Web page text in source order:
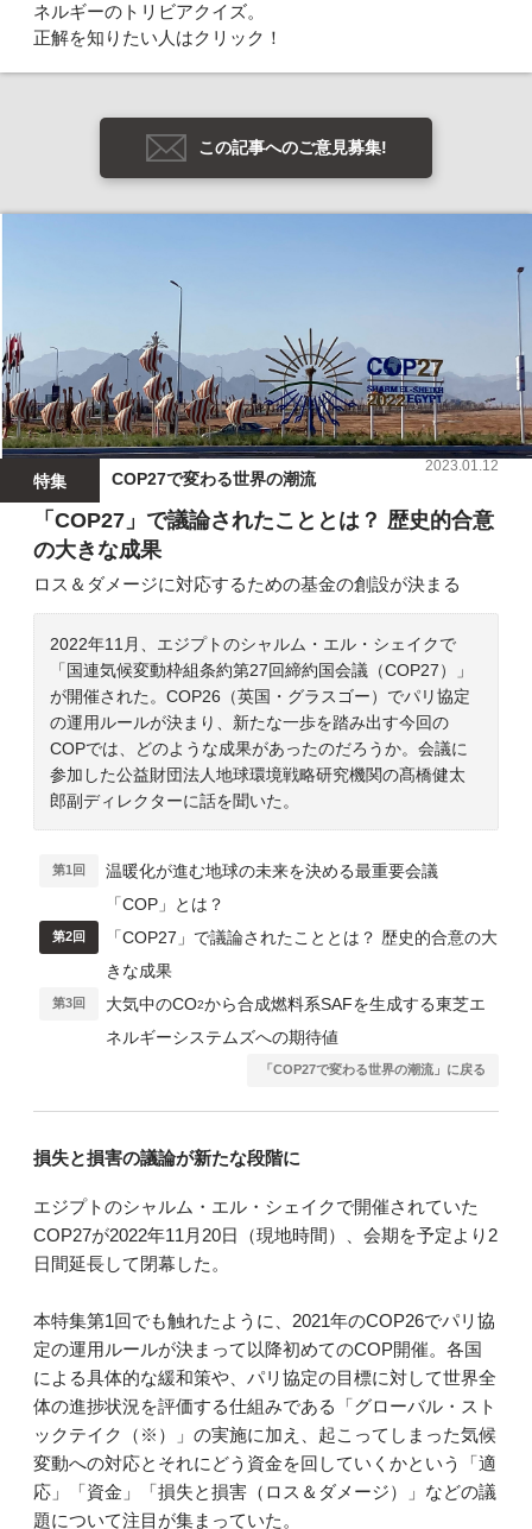
ネルギーのトリビアクイズ。
正解を知りたい人はクリック！
この記事へのご意見募集!
特集 COP27で変わる世界の潮流
2023.01.12
「COP27」で議論されたこととは？ 歴史的合意
の大きな成果
ロス＆ダメージに対応するための基金の創設が決まる
2022年11月、エジプトのシャルム・エル・シェイクで
「国連気候変動枠組条約第27回締約国会議（COP27）」
が開催された。COP26（英国・グラスゴー）でパリ協定
の運用ルールが決まり、新たな一歩を踏み出す今回の
COPでは、どのような成果があったのだろうか。会議に
参加した公益財団法人地球環境戦略研究機関の髙橋健太
郎副ディレクターに話を聞いた。
第1回
温暖化が進む地球の未来を決める最重要会議
「COP」とは？
第2回
「COP27」で議論されたこととは？ 歴史的合意の大
きな成果
第3回 大気中のCO2から合成燃料系SAFを生成する東芝エ
ネルギーシステムズへの期待値
「COP27で変わる世界の潮流」に戻る
損失と損害の議論が新たな段階に
エジプトのシャルム・エル・シェイクで開催されていた
COP27が2022年11月20日（現地時間）、会期を予定より2
日間延長して閉幕した。
本特集第1回でも触れたように、2021年のCOP26でパリ協
定の運用ルールが決まって以降初めてのCOP開催。各国
による具体的な緩和策や、パリ協定の目標に対して世界全
体の進捗状況を評価する仕組みである「グローバル・スト
ックテイク（※）」の実施に加え、起こってしまった気候
変動への対応とそれにどう資金を回していくかという「適
応」「資金」「損失と損害（ロス＆ダメージ）」などの議
題について注目が集まっていた。